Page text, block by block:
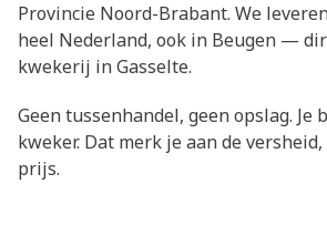
Provincie Noord-Brabant. We
heel Nederland, ook in Beugen —
kwekerij in Gasselte.
Geen tussenhandel, geen opslag.
kweker. Dat merk je aan de
prijs.